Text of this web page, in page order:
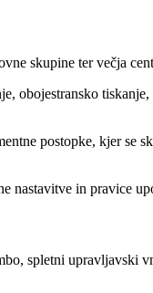
skupine ter večja
obojestransko
postopke, kjer se
nastavitve in pravice
spletni upravljavski